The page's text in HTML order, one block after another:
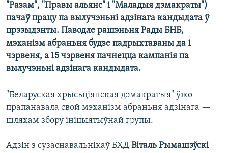
"Разам", "Правы альянс" і "Маладыя дэмакраты")
пачаў працу па вылучэньні адзінага кандыдата ў
прэзыдэнты. Паводле рашэньня Рады БНБ,
мэханізм абраньня будзе падрыхтаваны да 1
чэрвеня, а 15 чэрвеня пачнецца кампанія па
вылучэньні адзінага кандыдата.
"Беларуская хрысьціянская дэмакратыя" ўжо
прапанавала свой мэханізм абраньня адзінага —
шляхам збору ініцыятыўнай групы.
Адзін з сузаснавальнікаў БХД Віталь Рымашэўскі